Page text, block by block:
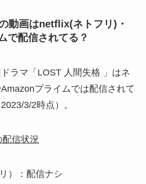
動画はnetflix(ネトフリ)・
で配信されてる？
ラマ「LOST 人間失格 」はネ
プライムでは配信されて
3/2時点）。
信状況
）：配信ナシ